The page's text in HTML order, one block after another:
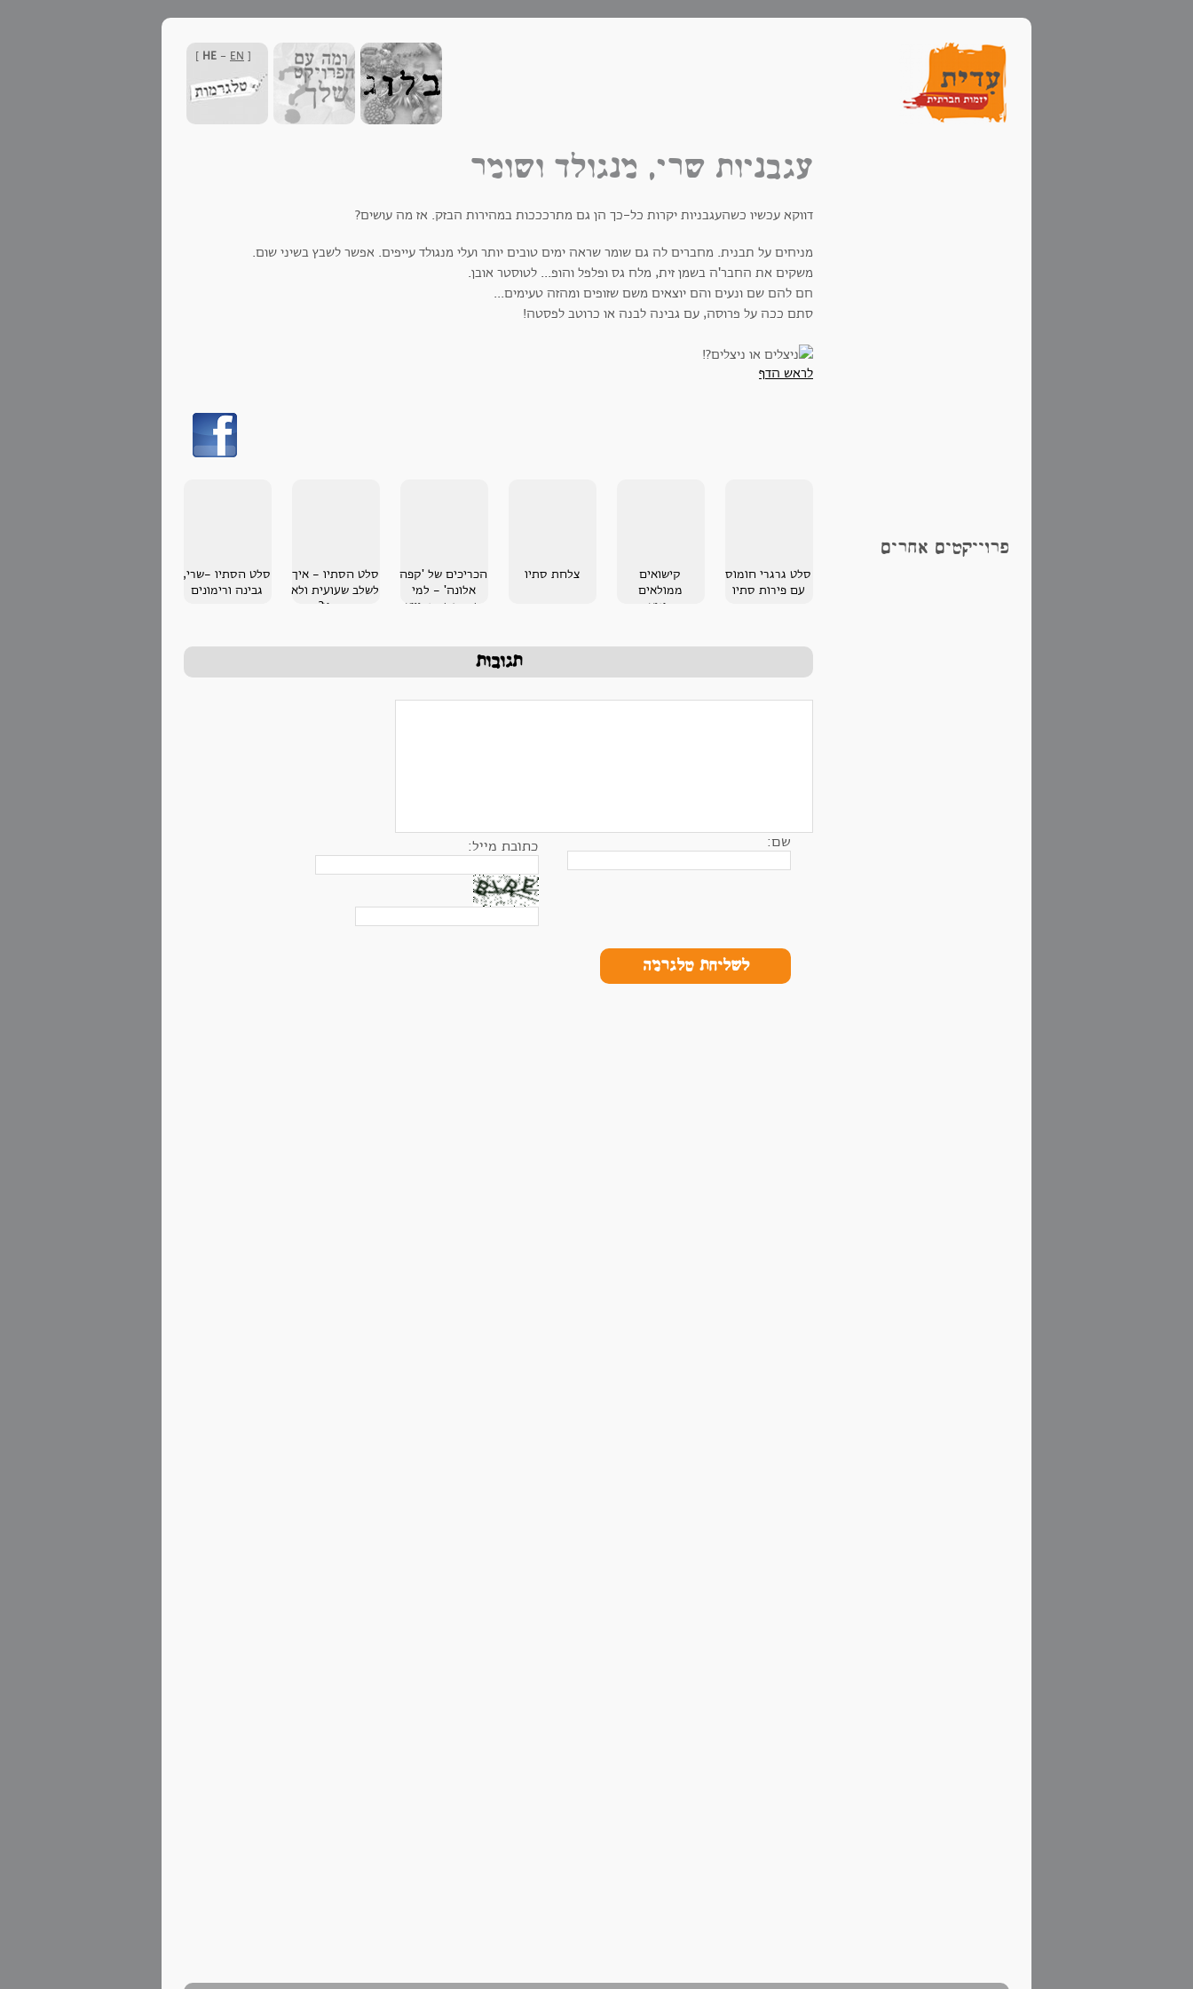
[
HE - EN
]
פרוייקטים אחרים
עגבניות שרי, מנגולד ושומר
דווקא עכשיו כשהעגבניות יקרות כל-כך הן גם מתרכככות במהירות הבזק. אז מה עושים?
מניחים על תבנית. מחברים לה גם שומר שראה ימים טובים יותר ועלי מנגולד עייפים. אפשר לשבץ בשיני שום.
משקים את החבר'ה בשמן זית, מלח גס ופלפל והופ... לטוסטר אובן.
חם להם שם ונעים והם יוצאים משם שזופים ומהזה טעימים...
סתם ככה על פרוסה, עם גבינה לבנה או כרוטב לפסטה!
לראש הדף
סלט גרגרי חומוס
עם פירות סתיו
קישואים
ממולאים
בקינואה
צלחת סתיו
הכריכים של 'קפה
אלונה' - למי
שמחפש סנדוויץ
סלט הסתיו - איך
לשלב שעועית ולא
בחמין?
סלט הסתיו -שרי,
גבינה ורימונים
תגובות
שם: כתובת מייל:
לשליחת טלגרמה